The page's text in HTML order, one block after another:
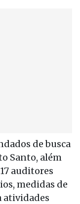
de busca
Santo, além
auditores
medidas de
atividades